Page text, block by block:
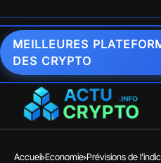
MEILLEURES
DES CRYPTO
Accueil Economie Prévisions de